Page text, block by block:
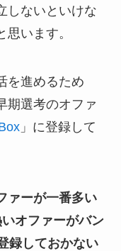
しないといけな
います。
を進めるため
期選考のオファ
」に登録して
ァーが一番多い
オファーがバン
録しておかない